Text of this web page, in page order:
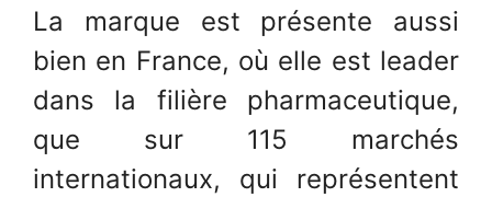
La marque est présente aussi
bien en France, où elle est leader
dans la filière pharmaceutique,
que sur 115 marchés
internationaux, qui représentent